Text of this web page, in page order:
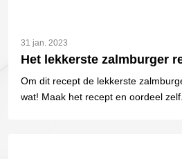
31 jan. 2023
Het lekkerste zalmburger
Om dit recept de lekkerste
wat! Maak het recept en oordeel zelf.